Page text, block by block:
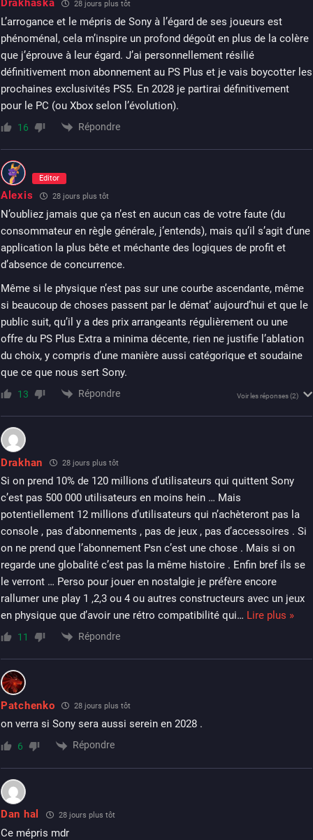
Drakhaska 28 jours plus tôt
L’arrogance et le mépris de Sony à l’égard de ses joueurs est
phénoménal, cela m’inspire un profond dégoût en plus de la colère
que j’éprouve à leur égard. J’ai personnellement résilié
définitivement mon abonnement au PS Plus et je vais boycotter les
prochaines exclusivités PS5. En 2028 je partirai définitivement
pour le PC (ou Xbox selon l’évolution).
16 Répondre
Editor
Alexis 28 jours plus tôt
N’oubliez jamais que ça n’est en aucun cas de votre faute (du
consommateur en règle générale, j’entends), mais qu’il s’agit d’une
application la plus bête et méchante des logiques de profit et
d’absence de concurrence.
Même si le physique n’est pas sur une courbe ascendante, même
si beaucoup de choses passent par le démat’ aujourd’hui et que le
public suit, qu’il y a des prix arrangeants régulièrement ou une
offre du PS Plus Extra a minima décente, rien ne justifie l’ablation
du choix, y compris d’une manière aussi catégorique et soudaine
que ce que nous sert Sony.
13 Répondre Voir les réponses(2)
Drakhan 28 jours plus tôt
Si on prend 10% de 120 millions d’utilisateurs qui quittent Sony
c’est pas 500 000 utilisateurs en moins hein … Mais
potentiellement 12 millions d’utilisateurs qui n’achèteront pas la
console , pas d’abonnements , pas de jeux , pas d’accessoires . Si
on ne prend que l’abonnement Psn c’est une chose . Mais si on
regarde une globalité c’est pas la même histoire . Enfin bref ils se
le verront … Perso pour jouer en nostalgie je préfère encore
rallumer une play 1 ,2,3 ou 4 ou autres constructeurs avec un jeux
en physique que d’avoir une rétro compatibilité qui… Lire plus »
11 Répondre
Patchenko 28 jours plus tôt
on verra si Sony sera aussi serein en 2028 .
6 Répondre
Dan hal 28 jours plus tôt
Ce mépris mdr